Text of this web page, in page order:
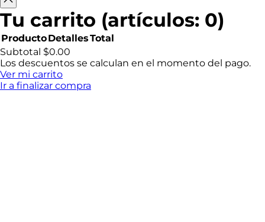
Tu carrito (artículos: 0)
Productos
del
ProductoDetallesTotal
Subtotal $0.00
Los descuentos se calculan en el momento del pago.
Ver mi carrito
Ir a finalizar compra